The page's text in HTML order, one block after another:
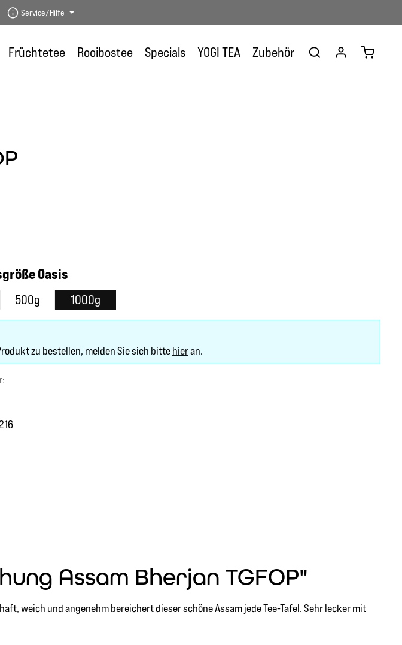
Service/Hilfe
Früchtetee Rooibostee Specials YOGI TEA Zubehör
Oasisauswählen
500g 1000g
zu bestellen, melden Sie sich bittehieran.
Assam Bherjan TGFOP"
weich und angenehm bereichert dieser schöne Assam jede Tee-Tafel. Sehr lecker mit